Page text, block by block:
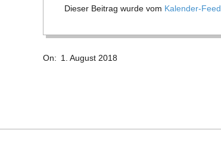
D
S
Die­ser Bei­trag wurde vom Kalen­der-Feed
08-
On: 1. August 2018